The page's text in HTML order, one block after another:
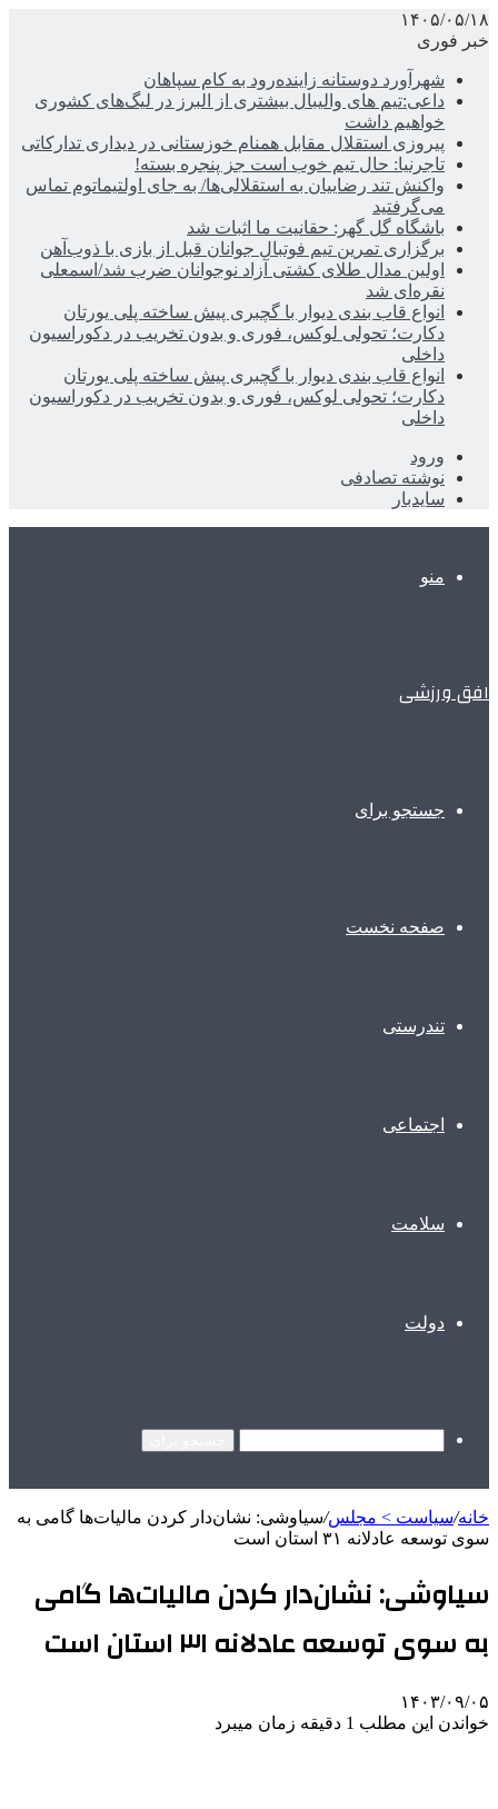
۱۴۰۵/۰۵/۱۸
خبر فوری
شهرآورد دوستانه زاینده‌رود به کام سپاهان
داعی:تیم های والیبال بیشتری از البرز در لیگ‌های کشوری
خواهیم داشت
پیروزی استقلال مقابل همنام خوزستانی در دیداری تدارکاتی
تاجرنیا: حال تیم خوب است جز پنجره بسته!
واکنش تند رضاییان به استقلالی‌ها/ به جای اولتیماتوم تماس
می‌گرفتید
باشگاه گل گهر: حقانیت ما اثبات شد
برگزاری تمرین تیم فوتبال جوانان قبل از بازی با ذوب‌آهن
اولین مدال طلای کشتی آزاد نوجوانان ضرب شد/اسمعلی
نقره‌ای شد
انواع قاب بندی دیوار با گچبری پیش ساخته پلی یورتان
دکارت؛ تحولی لوکس، فوری و بدون تخریب در دکوراسیون
داخلی
انواع قاب بندی دیوار با گچبری پیش ساخته پلی یورتان
دکارت؛ تحولی لوکس، فوری و بدون تخریب در دکوراسیون
داخلی
ورود
نوشته تصادفی
سایدبار
منو
افق ورزشی
جستجو برای
صفحه نخست
تندرستی
اجتماعی
سلامت
دولت
خانه/سیاست > مجلس/سیاوشی: نشان‌دار کردن مالیات‌ها گامی به
سوی توسعه عادلانه ۳۱ استان است
سیاوشی: نشان‌دار کردن مالیات‌ها گامی
به سوی توسعه عادلانه ۳۱ استان است
۱۴۰۳/۰۹/۰۵
خواندن این مطلب 1 دقیقه زمان میبرد